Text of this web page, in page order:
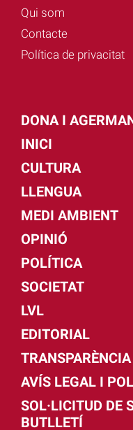
Qui som
Contacte
Política de privacitat
DONA I
INICI
CULTURA
LLENGUA
MEDI AMBIENT
OPINIÓ
POLÍTICA
SOCIETAT
LVL
EDITORIAL
TRANSPARÈNCIA
AVÍS LEGAL I
SOL·LICITUD DE
BUTLLETÍ